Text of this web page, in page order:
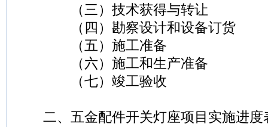
（三）技术获得与转让
（四）勘察设计和设备订货
（五）施工准备
（六）施工和生产准备
（七）竣工验收
二、五金配件开关灯座项目实施进度